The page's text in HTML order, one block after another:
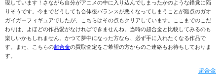
現しています！さながら自分がアニメの中に入り込んでしまったかのような錯覚に陥
りそうです。今までどうしても合体後バランスが悪くなってしまうことが難点のガオ
ガイガーフィギュアでしたが、こちらはその点もクリアしています。ここまでのこだ
わりは、よほどの作品愛がなければできませんね。当時の超合金と比較してみるのも
楽しいかもしれません。かつて夢中になった方なら、必ず手に入れたくなる作品で
す。また、こちらの超合金の買取査定をご希望の方からのご連絡もお待ちしておりま
す。
超合金